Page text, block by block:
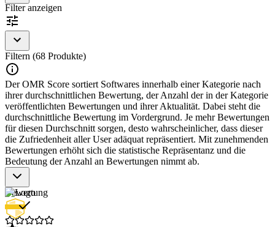
Filter anzeigen
Filtern (68 Produkte)
Der OMR Score sortiert Softwares innerhalb einer Kategorie nach
ihrer durchschnittlichen Bewertung, der Anzahl der in der Kategorie
veröffentlichten Bewertungen und ihrer Aktualität. Dabei steht die
durchschnittliche Bewertung im Vordergrund. Je mehr Bewertungen
für diesen Durchschnitt sorgen, desto wahrscheinlicher, dass dieser
die Zufriedenheit aller User adäquat repräsentiert. Mit zunehmenden
Bewertungen erhöht sich die statistische Repräsentanz und die
Bedeutung der Anzahl an Bewertungen nimmt ab.
Bewertung